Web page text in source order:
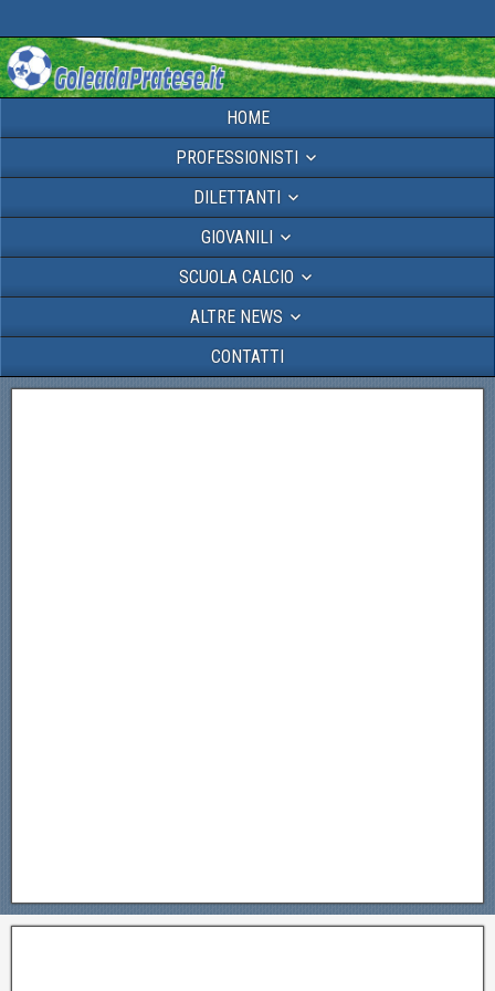
HOME
PROFESSIONISTI
DILETTANTI
GIOVANILI
SCUOLA CALCIO
ALTRE NEWS
CONTATTI